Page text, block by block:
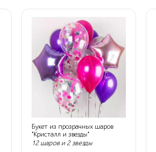
Букет из прозрачных шаров
"Кристалл и звезды"
12 шаров и 2 звезды